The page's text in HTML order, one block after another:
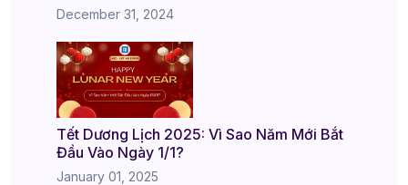
December 31, 2024
Tết Dương Lịch 2025: Vì Sao Năm Mới Bắt
Đầu Vào Ngày 1/1?
January 01, 2025